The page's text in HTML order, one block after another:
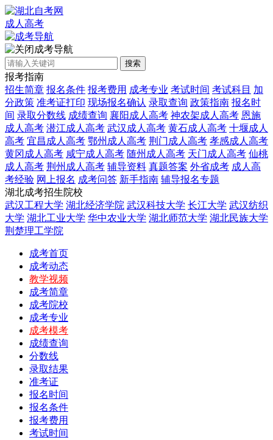
成人高考
成考导航
搜索
报考指南
招生简章 报名条件 报考费用 成考专业 考试时间 考试科目 加
分政策 准考证打印 现场报名确认 录取查询 政策指南 报名时
间 录取分数线 成绩查询 襄阳成人高考 神农架成人高考 恩施
成人高考 潜江成人高考 武汉成人高考 黄石成人高考 十堰成人
高考 宜昌成人高考 鄂州成人高考 荆门成人高考 孝感成人高考
黄冈成人高考 咸宁成人高考 随州成人高考 天门成人高考 仙桃
成人高考 荆州成人高考 辅导资料 真题答案 外省成考 成人高
考经验 网上报名 成考问答 新手指南 辅导报名专题
湖北成考招生院校
武汉工程大学 湖北经济学院 武汉科技大学 长江大学 武汉纺织
大学 湖北工业大学 华中农业大学 湖北师范大学 湖北民族大学
荆楚理工学院
成考首页
成考动态
教学视频
成考简章
成考院校
成考专业
成考模考
成绩查询
分数线
录取结果
准考证
报名时间
报名条件
报考费用
考试时间